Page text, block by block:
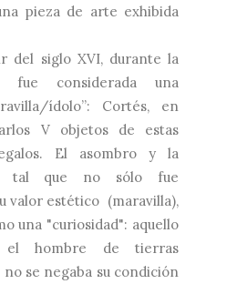
pieza de arte exhibida
del siglo XVI, durante la
fue considerada una
ídolo”: Cortés, en
V objetos de estas
El asombro y la
tal que no sólo fue
valor estético (maravilla),
una "curiosidad": aquello
el hombre de tierras
no se negaba su condición